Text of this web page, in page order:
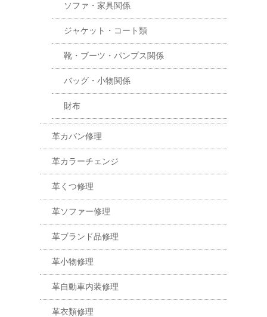
ソファ・家具関係
ジャケット・コート類
靴・ブーツ・パンプス関係
バッグ・小物関係
財布
革カバン修理
革カラーチェンジ
革くつ修理
革ソファー修理
革ブランド品修理
革小物修理
革自動車内装修理
革衣類修理